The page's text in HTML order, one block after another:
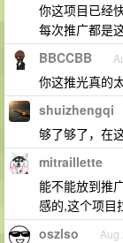
你这项目已经
每次推广都是
BBCCBB
你这推光真的
shuizhengqi
够了够了，在
mitraillette
能不能放到推
感的,这个项目
oszlso Aug